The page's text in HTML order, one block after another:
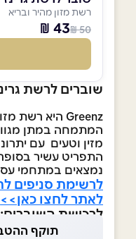
רשת מזון מהיר ובריא
50 ₪
43 ₪
שוברים לרשת
המתמחה במתן
מזין וטעים עם
התפריט עשיר בסופר
נמצאים במתחמי
לרשימת סניפים
לאתר לחצו כאן>>
לרכישת השוברים:
תוקף ההטבה עד -